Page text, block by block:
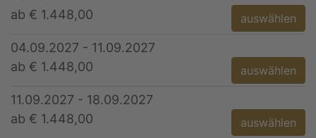
ab € 1.448,00
auswählen
04.09.2027 - 11.09.2027
ab € 1.448,00
auswählen
11.09.2027 - 18.09.2027
ab € 1.448,00
auswählen